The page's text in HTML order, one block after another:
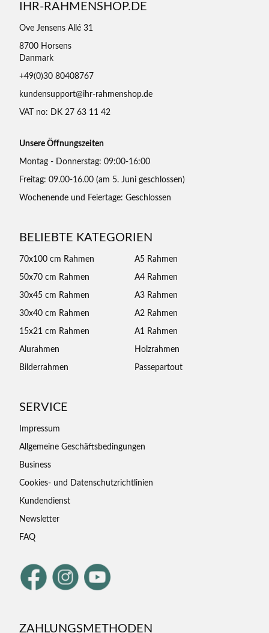
IHR-RAHMENSHOP.DE
Ove Jensens Allé 31
8700 Horsens
Danmark
+49(0)30 80408767
kundensupport@ihr-rahmenshop.de
VAT no: DK 27 63 11 42
Unsere Öffnungszeiten
Montag - Donnerstag: 09:00-16:00
Freitag: 09.00-16.00 (am 5. Juni geschlossen)
Wochenende und Feiertage: Geschlossen
BELIEBTE KATEGORIEN
70x100 cm Rahmen A5 Rahmen
50x70 cm Rahmen A4 Rahmen
30x45 cm Rahmen A3 Rahmen
30x40 cm Rahmen A2 Rahmen
15x21 cm Rahmen A1 Rahmen
Alurahmen Holzrahmen
Bilderrahmen Passepartout
SERVICE
Impressum
Allgemeine Geschäftsbedingungen
Business
Cookies- und Datenschutzrichtlinien
Kundendienst
Newsletter
FAQ
ZAHLUNGSMETHODEN